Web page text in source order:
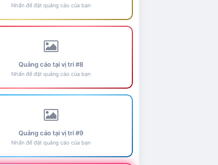
Nhấn để đặt quảng cáo của bạn
Quảng cáo tại vị trí #8
Nhấn để đặt quảng cáo của bạn
Quảng cáo tại vị trí #9
Nhấn để đặt quảng cáo của bạn